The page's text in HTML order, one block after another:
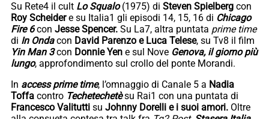
Su Rete4 il cult Lo Squalo(1975) di Steven Spielberg con
Roy Scheidere su Italia1 gli episodi 14, 15, 16 di Chicago
Fire 6con Jesse Spencer. Su La7, altra puntata prime time
di In Ondacon David Parenzo e Luca Telese, su Tv8 il film
Yin Man 3con Donnie Yen e sul Nove Genova, il giorno più
lungo, approfondimento sul crollo del ponte Morandi.
In access prime time, l’omnaggio di Canale 5 a Nadia
Toffa contro Techetechetèsu Rai1 con una puntata di
Francesco Valitutti su Johnny Dorelli e i suoi amori. Oltre